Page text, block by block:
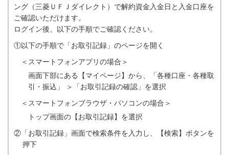
ング（三菱ＵＦＪダイレクト）で解約資金入金日と入金口座を
ご確認いただけます。
ログイン後、以下の手順でご確認ください。
①以下の手順で「お取引記録」のページを開く
＜スマートフォンアプリの場合＞
画面下部にある【マイページ】から、「各種口座・各種取
引・振込」 ＞「お取引記録の確認」を選択
＜スマートフォンブラウザ・パソコンの場合＞
トップ画面の【お取引記録】を選択
②「お取引記録」画面で検索条件を入力し、【検索】ボタンを
押下